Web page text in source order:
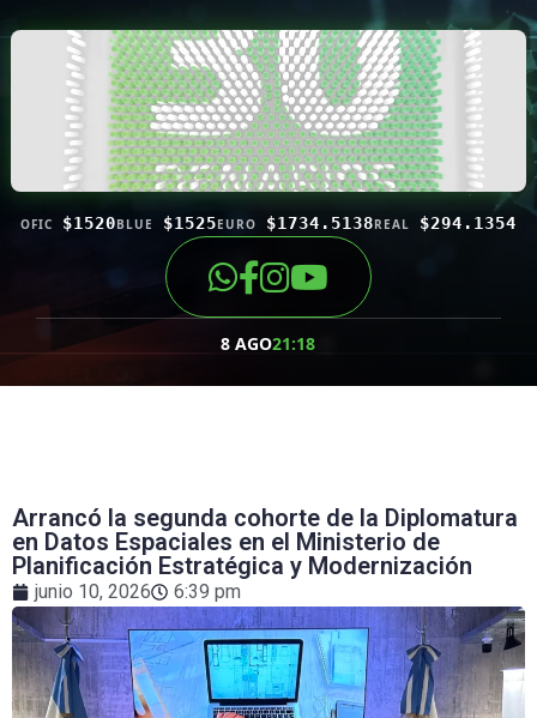
OFIC $1520BLUE $1525EURO $1734.5138REAL $294.1354
8 AGO21:18
Arrancó la segunda cohorte de la Diplomatura
en Datos Espaciales en el Ministerio de
Planificación Estratégica y Modernización
junio 10, 2026 6:39 pm